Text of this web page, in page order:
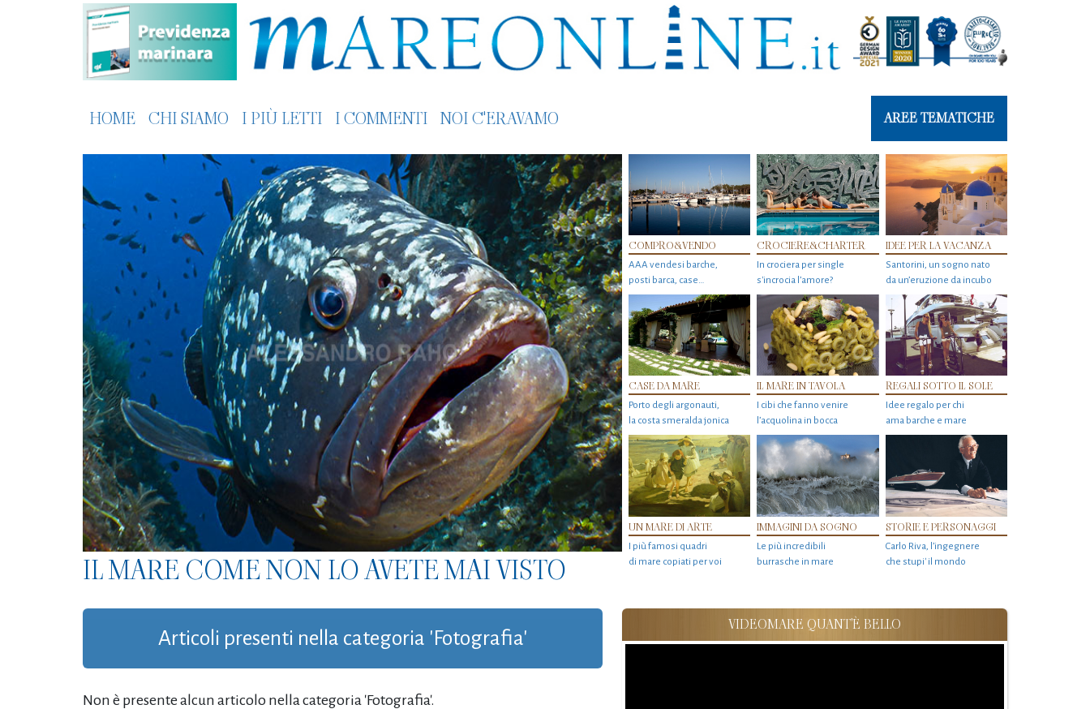
HOME CHI SIAMO I PIÙ LETTI I COMMENTI NOI C'ERAVAMO AREE TEMATICHE
IL MARE COME NON LO AVETE MAI VISTO
COMPRO&VENDO
AAA vendesi barche,
posti barca, case…
CROCIERE&CHARTER
In crociera per single
s'incrocia l’amore?
IDEE PER LA VACANZA
Santorini, un sogno nato
da un’eruzione da incubo
CASE DA MARE
Porto degli argonauti,
la costa smeralda jonica
IL MARE IN TAVOLA
I cibi che fanno venire
l’acquolina in bocca
REGALI SOTTO IL SOLE
Idee regalo per chi
ama barche e mare
UN MARE DI ARTE
I più famosi quadri
di mare copiati per voi
IMMAGINI DA SOGNO
Le più incredibili
burrasche in mare
STORIE E PERSONAGGI
Carlo Riva, l’ingegnere
che stupi' il mondo
Articoli presenti nella categoria 'Fotografia'
Non è presente alcun articolo nella categoria 'Fotografia'.
VIDEOMARE QUANT'È BELLO